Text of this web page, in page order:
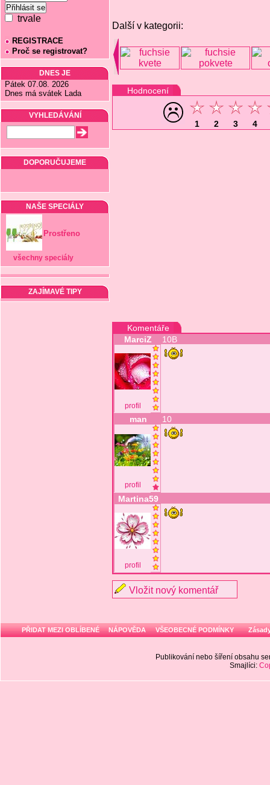
trvale
REGISTRACE
Proč se registrovat?
DNES JE
Pátek 07.08. 2026
Dnes má svátek Lada
VYHLEDÁVÁNÍ
DOPORUČUJEME
NAŠE SPECIÁLY
Prostřeno
všechny speciály
ZAJÍMAVÉ TIPY
Další v kategorii:
Hodnocení
1 2 3 4
Komentáře
MarciZ
10B
profil
man 10
profil
Martina59
profil
Vložit nový komentář
PŘIDAT MEZI OBLÍBENÉ NÁPOVĚDA VŠEOBECNÉ PODMÍNKY
Publikování nebo šíření obsahu
Smajlíci: